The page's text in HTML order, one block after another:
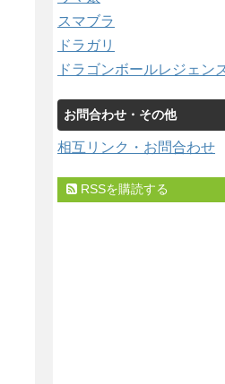
スマブラ
ドラガリ
ドラゴンボールレジェン
お問合わせ・その他
相互リンク・お問合わせ
RSSを購読する